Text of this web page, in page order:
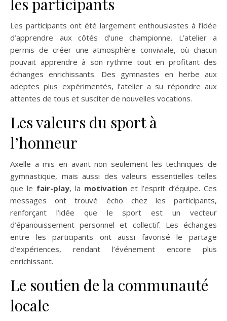
les participants
Les participants ont été largement enthousiastes à l’idée
d’apprendre aux côtés d’une championne. L’atelier a
permis de créer une atmosphère conviviale, où chacun
pouvait apprendre à son rythme tout en profitant des
échanges enrichissants. Des gymnastes en herbe aux
adeptes plus expérimentés, l’atelier a su répondre aux
attentes de tous et susciter de nouvelles vocations.
Les valeurs du sport à
l’honneur
Axelle a mis en avant non seulement les techniques de
gymnastique, mais aussi des valeurs essentielles telles
que le fair-play, la motivationet l’esprit d’équipe. Ces
messages ont trouvé écho chez les participants,
renforçant l’idée que le sport est un vecteur
d’épanouissement personnel et collectif. Les échanges
entre les participants ont aussi favorisé le partage
d’expériences, rendant l’événement encore plus
enrichissant.
Le soutien de la communauté
locale